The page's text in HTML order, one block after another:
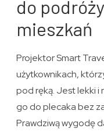
do
mieszkań
Projektor Smart
użytkownikach,
pod ręką. Jest lekki i
go do plecaka bez
Prawdziwą wygodę